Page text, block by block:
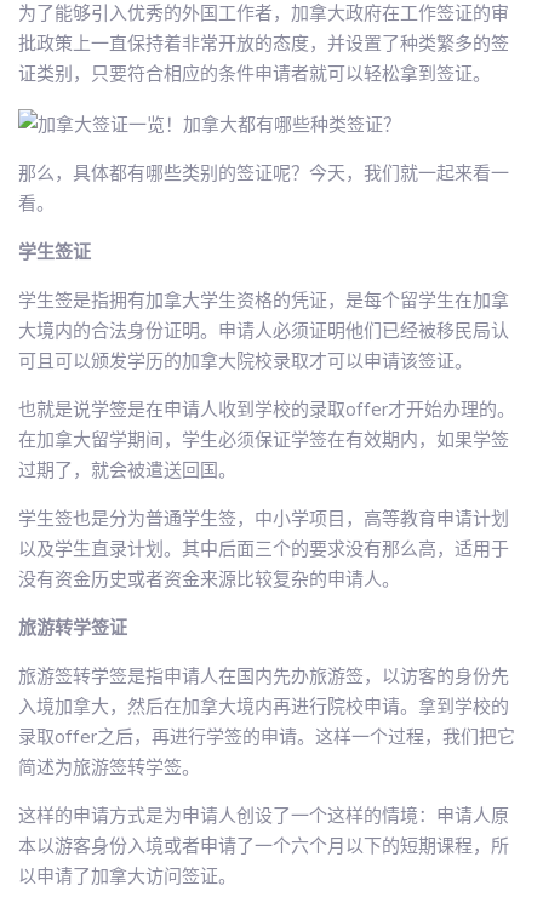
为了能够引入优秀的外国工作者，加拿大政府在工作签证的审
批政策上一直保持着非常开放的态度，并设置了种类繁多的签
证类别，只要符合相应的条件申请者就可以轻松拿到签证。
那么，具体都有哪些类别的签证呢？今天，我们就一起来看一
看。
学生签证
学生签是指拥有加拿大学生资格的凭证，是每个留学生在加拿
大境内的合法身份证明。申请人必须证明他们已经被移民局认
可且可以颁发学历的加拿大院校录取才可以申请该签证。
也就是说学签是在申请人收到学校的录取offer才开始办理的。
在加拿大留学期间，学生必须保证学签在有效期内，如果学签
过期了，就会被遣送回国。
学生签也是分为普通学生签，中小学项目，高等教育申请计划
以及学生直录计划。其中后面三个的要求没有那么高，适用于
没有资金历史或者资金来源比较复杂的申请人。
旅游转学签证
旅游签转学签是指申请人在国内先办旅游签，以访客的身份先
入境加拿大，然后在加拿大境内再进行院校申请。拿到学校的
录取offer之后，再进行学签的申请。这样一个过程，我们把它
简述为旅游签转学签。
这样的申请方式是为申请人创设了一个这样的情境：申请人原
本以游客身份入境或者申请了一个六个月以下的短期课程，所
以申请了加拿大访问签证。